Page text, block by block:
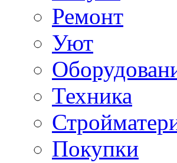
Ремонт
Уют
Техника
Покупки